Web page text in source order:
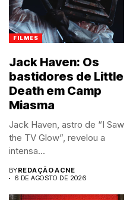
FILMES
Jack Haven: Os
bastidores de Little
Death em Camp
Miasma
Jack Haven, astro de “I Saw
the TV Glow”, revelou a
intensa...
BYREDAÇÃO ACNE
6 DE AGOSTO DE 2026